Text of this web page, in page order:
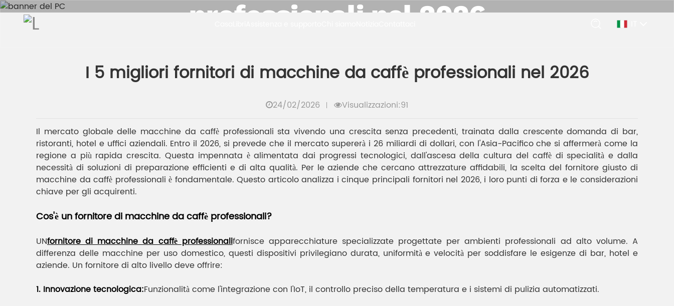
professionali nel 2026
I 5 migliori fornitori di macchine da caffè professionali nel 2026
24/02/2026 Visualizzazioni:91
Il mercato globale delle macchine da caffè professionali sta vivendo una crescita senza precedenti, trainata dalla crescente domanda di bar,
ristoranti, hotel e uffici aziendali. Entro il 2026, si prevede che il mercato supererà i 26 miliardi di dollari, con l'Asia-Pacifico che si affermerà come la
regione a più rapida crescita. Questa impennata è alimentata dai progressi tecnologici, dall'ascesa della cultura del caffè di specialità e dalla
necessità di soluzioni di preparazione efficienti e di alta qualità. Per le aziende che cercano attrezzature affidabili, la scelta del fornitore giusto di
macchine da caffè professionali è fondamentale. Questo articolo analizza i cinque principali fornitori nel 2026, i loro punti di forza e le considerazioni
chiave per gli acquirenti.
Cos'è un fornitore di macchine da caffè professionali?
UNfornitore di macchine da caffè professionalifornisce apparecchiature specializzate progettate per ambienti professionali ad alto volume. A
differenza delle macchine per uso domestico, questi dispositivi privilegiano durata, uniformità e velocità per soddisfare le esigenze di bar, hotel e
aziende. Un fornitore di alto livello deve offrire:
1. Innovazione tecnologica:Funzionalità come l'integrazione con l'IoT, il controllo preciso della temperatura e i sistemi di pulizia automatizzati.